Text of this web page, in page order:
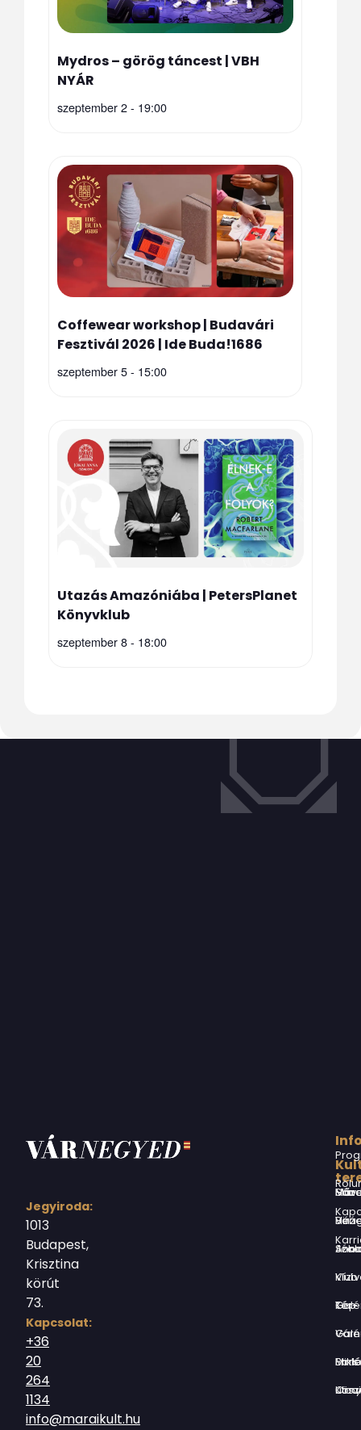
Mydros – görög táncest | VBH
NYÁR
szeptember 2 - 19:00
Coffewear workshop | Budavári
Fesztivál 2026 | Ide Buda!1686
szeptember 5 - 15:00
Utazás Amazóniába | PetersPlanet
Könyvklub
szeptember 8 - 18:00
Jegyiroda:
1013
Budapest,
Krisztina
körút
73.
Kapcsolat:
+36
20
264
1134
info@maraikult.hu
Márai Sándor Művelődési Ház
Virág Benedek Ház
Jókai Anna
Vízivárosi Klub
Tér-Kép
Várnegyed
Borsos
Országház